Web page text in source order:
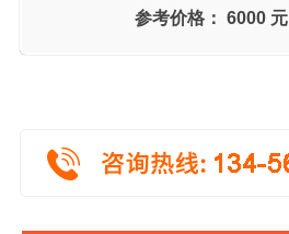
参考价格： 6000 元